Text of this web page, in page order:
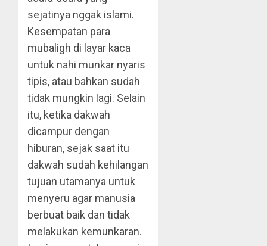
sejatinya nggak islami.
Kesempatan para
mubaligh di layar kaca
untuk nahi munkar nyaris
tipis, atau bahkan sudah
tidak mungkin lagi. Selain
itu, ketika dakwah
dicampur dengan
hiburan, sejak saat itu
dakwah sudah kehilangan
tujuan utamanya untuk
menyeru agar manusia
berbuat baik dan tidak
melakukan kemunkaran.